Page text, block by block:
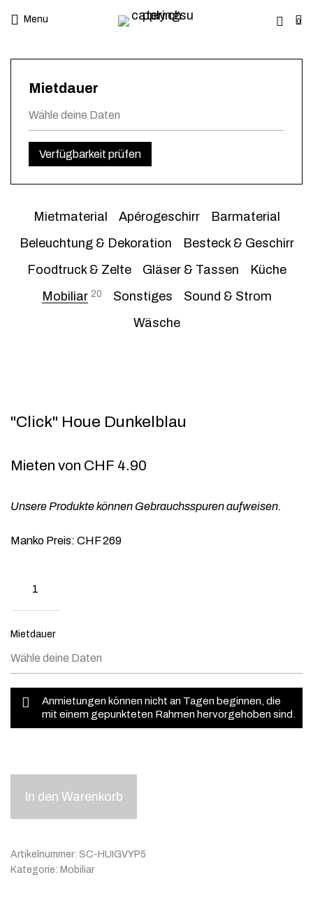
Menu 0
Mietdauer
Verfügbarkeit prüfen
Mietmaterial Apérogeschirr
Barmaterial
Beleuchtung & Dekoration
Besteck & Geschirr
Foodtruck & Zelte
Gläser & Tassen
Küche
Mobiliar 20 Sonstiges
Sound & Strom
Wäsche
"Click" Houe Dunkelblau
Mieten von CHF 4.90
Unsere Produkte können Gebrauchsspuren aufweisen.
Manko Preis: CHF 269
Mietdauer
Anmietungen können nicht an Tagen beginnen, die
mit einem gepunkteten Rahmen hervorgehoben sind.
In den Warenkorb
Artikelnummer: SC-HUIGVYP5
Kategorie: Mobiliar